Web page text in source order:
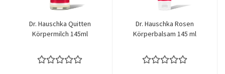
Dr. Hauschka Quitten
Körpermilch 145ml
Dr. Hauschka Rosen
Körperbalsam 145 ml